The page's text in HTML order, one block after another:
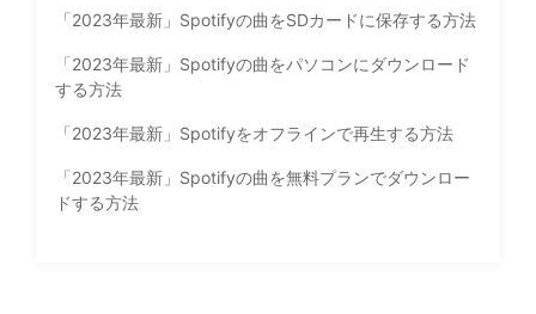
「2023年最新」Spotifyの曲をSDカードに保存する方法
「2023年最新」Spotifyの曲をパソコンにダウンロード
する方法
「2023年最新」Spotifyをオフラインで再生する方法
「2023年最新」Spotifyの曲を無料プランでダウンロー
ドする方法